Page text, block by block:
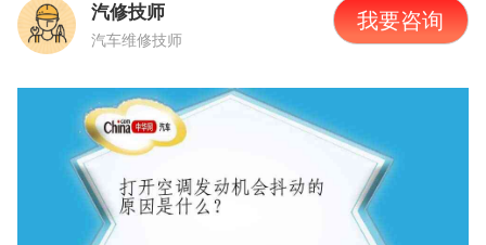
汽修技师
汽车维修技师
我要咨询